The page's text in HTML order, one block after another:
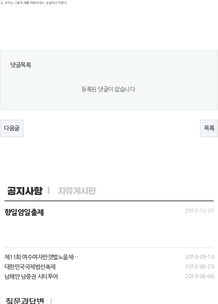
댓글목록
등록된 댓글이 없습니다.
다음글 목록
향일암일출제 2018-12-28
제11회 여수여자만갯벌노을체… 2018-09-19
대한민국국제범선축제 2018-08-29
남해안 남중권 시티투어 2018-08-06